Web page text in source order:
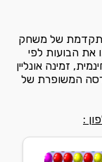
והמתקדמת של משחק
את הבועות לפי
זמינה אונליין
המשופרת של
: